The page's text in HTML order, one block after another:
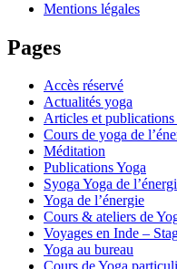
Mentions légales
Pages
Accès réservé
Actualités yoga
Articles et
Cours de yoga de
Méditation
Publications Yoga
Syoga Yoga de
Yoga de l’énergie
Cours & ateliers de
Voyages en Inde –
Yoga au bureau